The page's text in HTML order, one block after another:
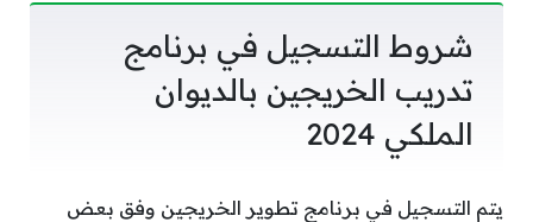
شروط التسجيل في برنامج
تدريب الخريجين بالديوان
الملكي 2024
يتم التسجيل في برنامج تطوير الخريجين وفق بعض